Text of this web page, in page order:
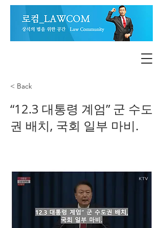
< Back
“12.3 대통령 계엄” 군 수도
권 배치, 국회 일부 마비.